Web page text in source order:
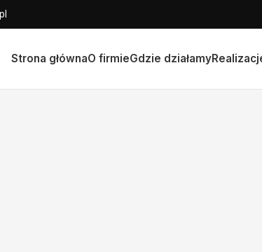
Strona głównaO firmieGdzie działamy